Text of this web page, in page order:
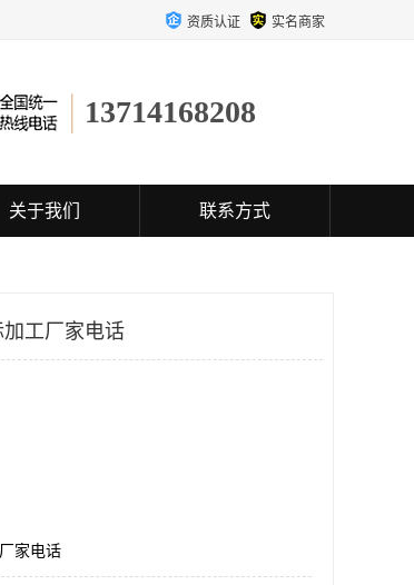
资质认证 实名商家
13714168208
关于我们 联系方式
工厂家电话
家电话